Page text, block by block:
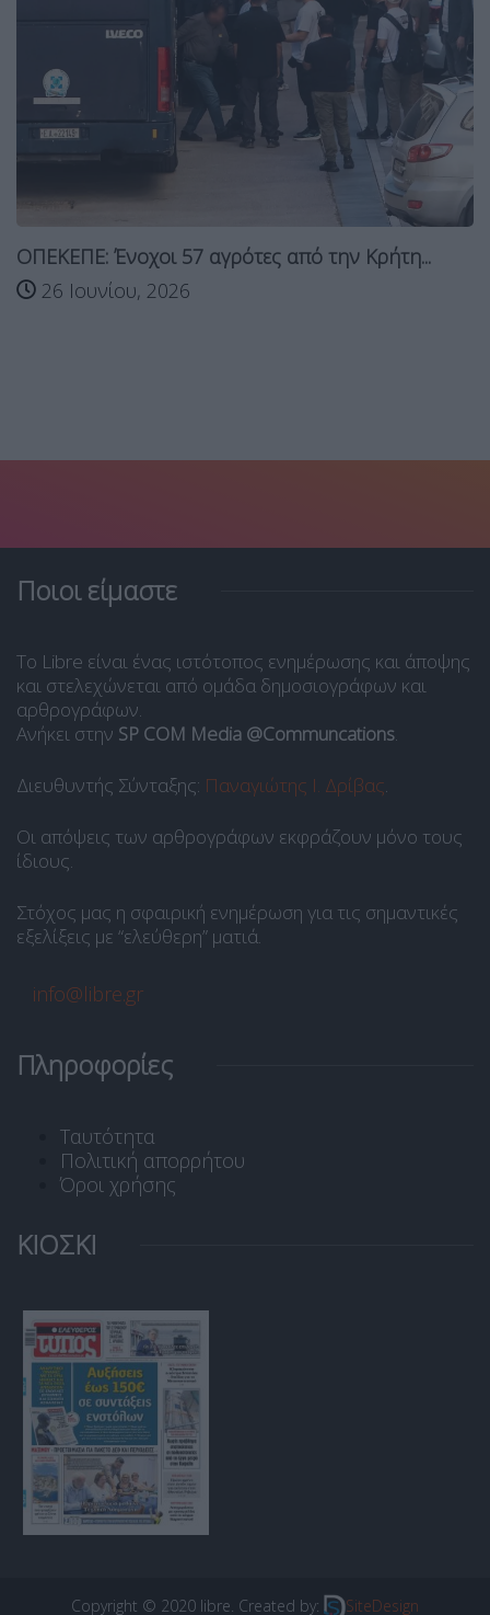
την Κρήτη...
Ιωάννινα: Καταστροφές σε
13 Ιουνίου, 2026
Ποιοι είμαστε
Το Libre είναι ένας ιστότοπος ενημέρωσης και άποψης
και στελεχώνεται από ομάδα δημοσιογράφων και
αρθρογράφων.
Ανήκει στην SP COM Media @Communcations.
Διευθυντής Σύνταξης: Παναγιώτης Ι. Δρίβας.
Οι απόψεις των αρθρογράφων εκφράζουν μόνο τους
ίδιους.
Στόχος μας η σφαιρική ενημέρωση για τις σημαντικές
εξελίξεις με “ελεύθερη” ματιά.
info@libre.gr
Πληροφορίες
Ταυτότητα
Πολιτική απορρήτου
Όροι χρήσης
ΚΙΟΣΚΙ
Copyright © 2020 libre. Created by: SiteDesign